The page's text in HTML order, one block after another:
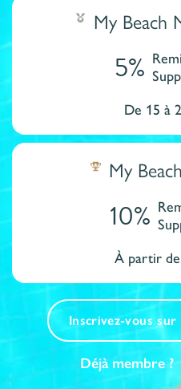
My Beach
5%
De 15 à
My
10%
À partir
Inscrivez-vous
Déjà membre ?